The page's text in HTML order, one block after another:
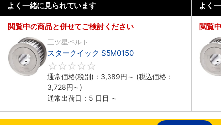
よく一緒に見られています
閲覧中の商品と併せてご検討ください
三ツ星ベルト
スタークイック S5M0150
通常価格(税別)： 3,389円 ～ (税込価格：
3,728円 ～)
通常出荷日：5 日目 ～
よく
閲覧